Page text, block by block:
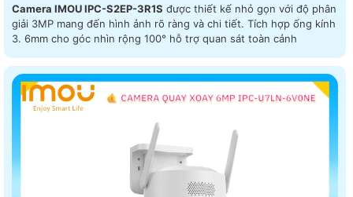
Camera IMOU IPC-S2EP-3R1S được thiết kế nhỏ gọn với độ phân
giải 3MP mang đến hình ảnh rõ ràng và chi tiết. Tích hợp ống kính
3. 6mm cho góc nhìn rộng 100° hỗ trợ quan sát toàn cảnh